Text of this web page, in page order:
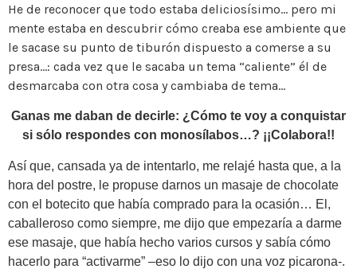
He de reconocer que todo estaba deliciosísimo… pero mi
mente estaba en descubrir cómo creaba ese ambiente que
le sacase su punto de tiburón dispuesto a comerse a su
presa…: cada vez que le sacaba un tema “caliente” él de
desmarcaba con otra cosa y cambiaba de tema…
Ganas me daban de decirle: ¿Cómo te voy a conquistar
si sólo respondes con monosílabos…? ¡¡Colabora!!
Así que, cansada ya de intentarlo, me relajé hasta que, a la
hora del postre, le propuse darnos un masaje de chocolate
con el botecito que había comprado para la ocasión… El,
caballeroso como siempre, me dijo que empezaría a darme
ese masaje, que había hecho varios cursos y sabía cómo
hacerlo para “activarme” –eso lo dijo con una voz picarona-.